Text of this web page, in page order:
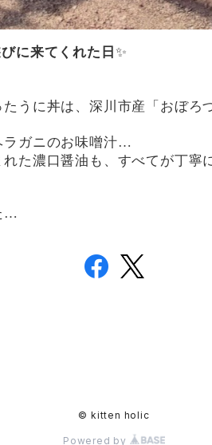
に来てくれた日 ✨
うに丼は、深川市産「おぼろ
ラガニのお味噌汁…
た濃口醤油も、すべてが丁寧
…
© kitten holic
Powered by